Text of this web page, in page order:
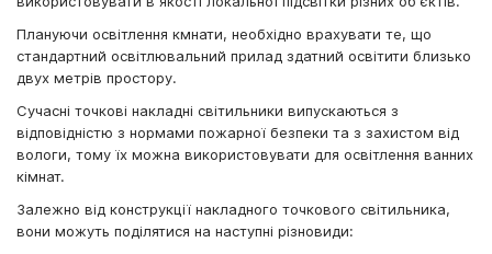
Плануючи освітлення кмнати, необхідно врахувати те, що
стандартний освітлювальний прилад здатний освітити близько
двух метрів простору.
Сучасні точкові накладні світильники випускаються з
відповідністю з нормами пожарної безпеки та з захистом від
вологи, тому їх можна використовувати для освітлення ванних
кімнат.
Залежно від конструкції накладного точкового світильника,
вони можуть поділятися на наступні різновиди: